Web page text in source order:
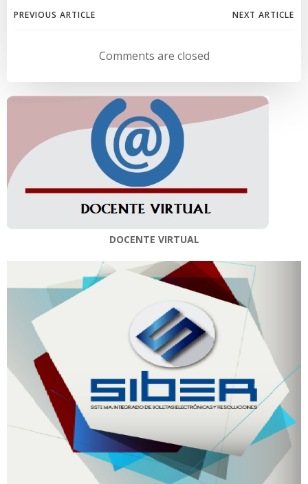
Navegación
entradas
PREVIOUS ARTICLE
Navegación
de
entradas
NEXT ARTICLE
Comments are closed
DOCENTE VIRTUAL